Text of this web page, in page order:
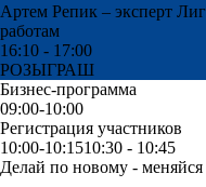
Артем Репик – эксперт
работам
16:10 - 17:00
РОЗЫГРАШ
Бизнес-программа
09:00-10:00
Регистрация участников
10:00-10:1510:30 - 10:45
Делай по новому - меняйся